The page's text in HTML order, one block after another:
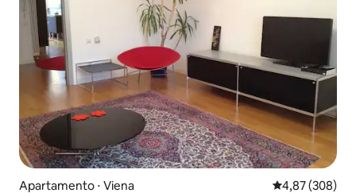
Apartamento ⋅ Viena 4,87 de uma
4,87 (308)